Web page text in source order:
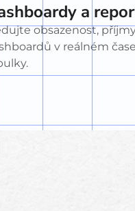
a
obsazenost,
v reálném